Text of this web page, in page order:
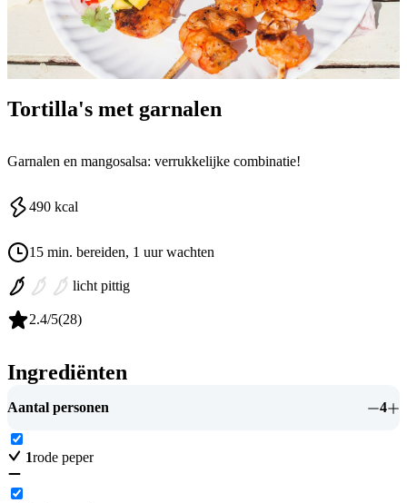
Tortilla's met garnalen
Garnalen en mangosalsa: verrukkelijke combinatie!
490 kcal
15 min. bereiden, 1 uur wachten
licht pittig
2.4/5(28)
Ingrediënten
Aantal personen 4
1rode peper